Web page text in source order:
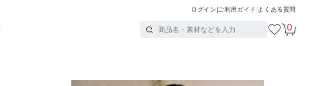
ログイン ご利用ガイド よくある質問
0